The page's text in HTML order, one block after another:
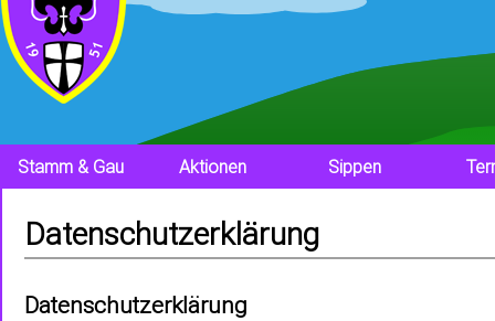
Stamm & Gau Aktionen Sippen
Datenschutzerklärung
Datenschutzerklärung